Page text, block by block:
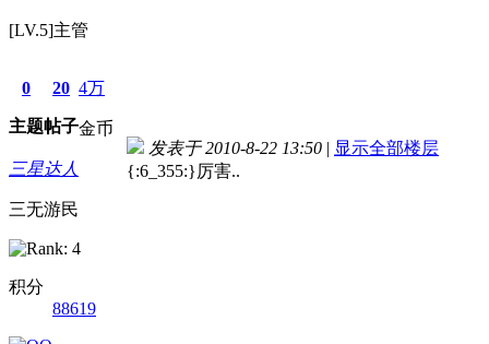
[LV.5]主管
0
主题
20
帖子
4万
金币
三星达人
三无游民
积分
88619
发表于 2010-8-22 13:50 | 显示全部楼层
{:6_355:}厉害..